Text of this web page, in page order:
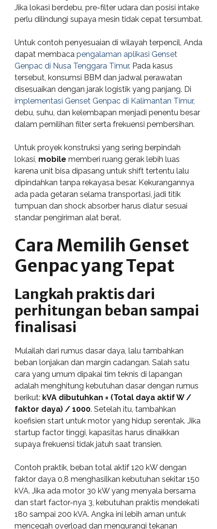
Jika lokasi berdebu, pre-filter udara dan posisi intake
perlu dilindungi supaya mesin tidak cepat tersumbat.
Untuk contoh penyesuaian di wilayah terpencil, Anda
dapat membaca pengalaman aplikasi Genset
Genpac di Nusa Tenggara Timur. Pada kasus
tersebut, konsumsi BBM dan jadwal perawatan
disesuaikan dengan jarak logistik yang panjang. Di
implementasi Genset Genpac di Kalimantan Timur,
debu, suhu, dan kelembapan menjadi penentu besar
dalam pemilihan filter serta frekuensi pembersihan.
Untuk proyek konstruksi yang sering berpindah
lokasi, mobile memberi ruang gerak lebih luas
karena unit bisa dipasang untuk shift tertentu lalu
dipindahkan tanpa rekayasa besar. Kekurangannya
ada pada getaran selama transportasi, jadi titik
tumpuan dan shock absorber harus diatur sesuai
standar pengiriman alat berat.
Cara Memilih Genset
Genpac yang Tepat
Langkah praktis dari
perhitungan beban sampai
finalisasi
Mulailah dari rumus dasar daya, lalu tambahkan
beban lonjakan dan margin cadangan. Salah satu
cara yang umum dipakai tim teknis di lapangan
adalah menghitung kebutuhan dasar dengan rumus
berikut: kVA dibutuhkan = (Total daya aktif W /
faktor daya) / 1000. Setelah itu, tambahkan
koefisien start untuk motor yang hidup serentak. Jika
startup factor tinggi, kapasitas harus dinaikkan
supaya frekuensi tidak jatuh saat transien.
Contoh praktik, beban total aktif 120 kW dengan
faktor daya 0,8 menghasilkan kebutuhan sekitar 150
kVA. Jika ada motor 30 kW yang menyala bersama
dan start factor-nya 3, kebutuhan praktis mendekati
180 sampai 200 kVA. Angka ini lebih aman untuk
mencegah overload dan mengurangi tekanan